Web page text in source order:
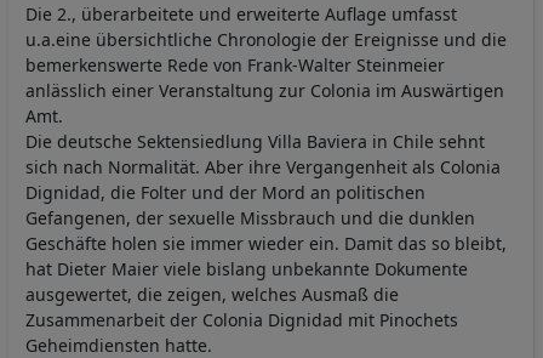
Die 2., überarbeitete und erweiterte Auflage umfasst
u.a.eine übersichtliche Chronologie der Ereignisse und die
bemerkenswerte Rede von Frank-Walter Steinmeier
anlässlich einer Veranstaltung zur Colonia im Auswärtigen
Amt.
Die deutsche Sektensiedlung Villa Baviera in Chile sehnt
sich nach Normalität. Aber ihre Vergangenheit als Colonia
Dignidad, die Folter und der Mord an politischen
Gefangenen, der sexuelle Missbrauch und die dunklen
Geschäfte holen sie immer wieder ein. Damit das so bleibt,
hat Dieter Maier viele bislang unbekannte Dokumente
ausgewertet, die zeigen, welches Ausmaß die
Zusammenarbeit der Colonia Dignidad mit Pinochets
Geheimdiensten hatte.